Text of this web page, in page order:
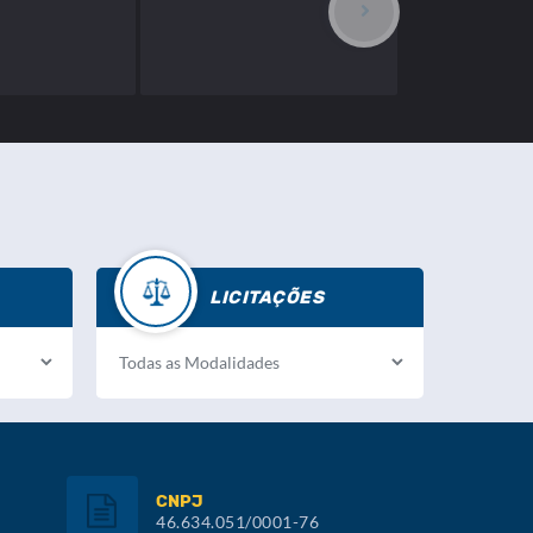
LICITAÇÕES
CNPJ
46.634.051/0001-76